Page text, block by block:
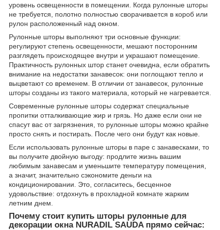
уровень освещенности в помещении. Когда рулонные шторы
не требуется, полотно полностью сворачивается в короб или
рулон расположенный над окном.
Рулонные шторы выполняют три основные функции:
регулируют степень освещенности, мешают посторонним
разглядеть происходящее внутри и украшают помещение.
Практичность рулонных штор станет очевидна, если обратить
внимание на недостатки занавесок: они поглощают тепло и
выцветают со временем. В отличии от занавесок, рулонные
шторы созданы из такого материала, который не нагревается.
Современные рулонные шторы содержат специальные
пропитки отталкивающие жир и грязь. Но даже если они не
спасут вас от загрязнения, то рулонные шторы можно крайне
просто снять и постирать. После чего они будут как новые.
Если использовать рулонные шторы в паре с занавесками, то
вы получите двойную выгоду: продлите жизнь вашим
любимым занавесам и уменьшите температуру помещения,
а значит, значительно сэкономите деньги на
кондиционировании. Это, согласитесь, бесценное
удовольствие: отдохнуть в прохладной комнате жарким
летним днем.
Почему стоит купить шторы рулонные для
декорации окна NURADIL SAUDA прямо сейчас: